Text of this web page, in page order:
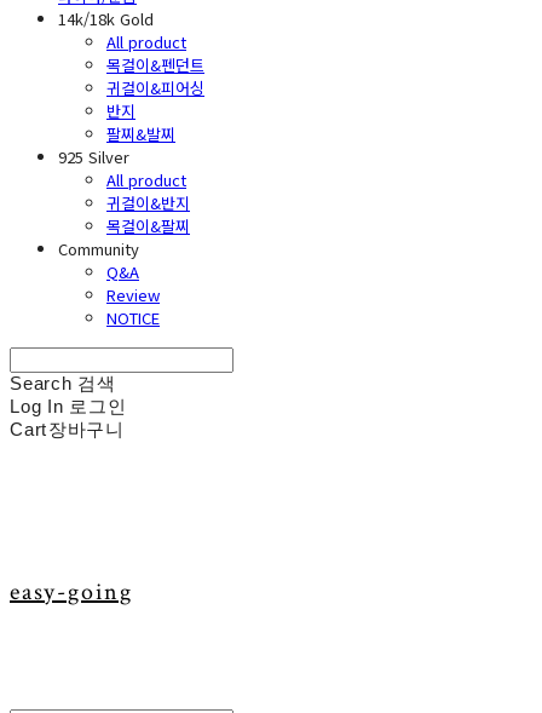
14k/18k Gold
All product
목걸이&펜던트
귀걸이&피어싱
반지
팔찌&발찌
925 Silver
All product
귀걸이&반지
목걸이&팔찌
Community
Q&A
Review
NOTICE
Search 검색
Log In 로그인
Cart장바구니
easy-going